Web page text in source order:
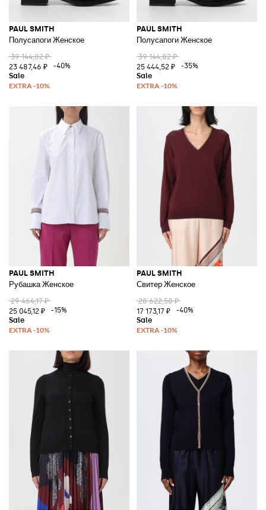
PAUL SMITH
Полусапоги Женское
39 144,82 ₽
23 487,46 ₽
-40%
PAUL SMITH
Полусапоги Женское
39 144,82 ₽
25 444,52 ₽
-35%
PAUL SMITH
Рубашка Женское
29 464,17 ₽
25 045,12 ₽
-15%
PAUL SMITH
Свитер Женское
28 622,58 ₽
17 173,17 ₽
-40%